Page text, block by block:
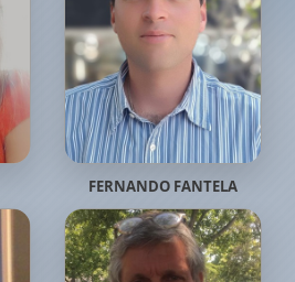
FERNANDO FANTELA